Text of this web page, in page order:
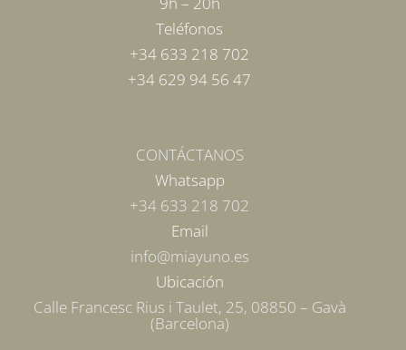
Teléfonos
+34 633 218 702
+34 629 94 56 47
CONTÁCTANOS
Whatsapp
+34 633 218 702
Email
info@miayuno.es
Ubicación
Calle Francesc Rius i Taulet, 25, 08850 – Gavà
(Barcelona)